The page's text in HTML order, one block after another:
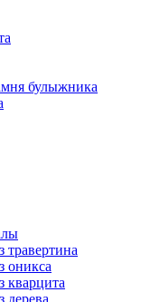
булыжника
травертина
оникса
кварцита
дерева